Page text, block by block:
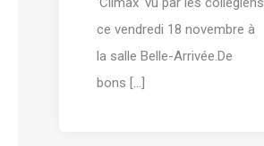
ce vendredi 18 novembre à
la salle Belle-Arrivée.De
bons [...]